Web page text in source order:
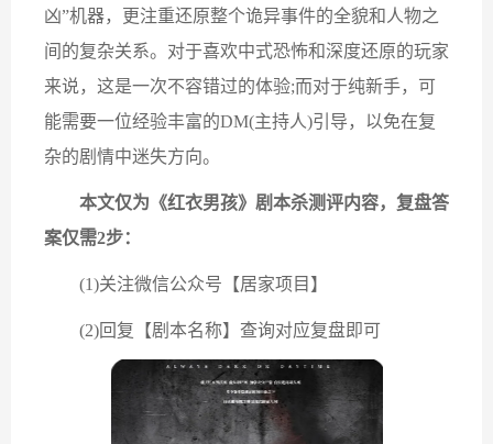
凶”机器，更注重还原整个诡异事件的全貌和人物之
间的复杂关系。对于喜欢中式恐怖和深度还原的玩家
来说，这是一次不容错过的体验;而对于纯新手，可
能需要一位经验丰富的DM(主持人)引导，以免在复
杂的剧情中迷失方向。
本文仅为《红衣男孩》剧本杀测评内容，复盘答
案仅需2步：
(1)关注微信公众号【居家项目】
(2)回复【剧本名称】查询对应复盘即可